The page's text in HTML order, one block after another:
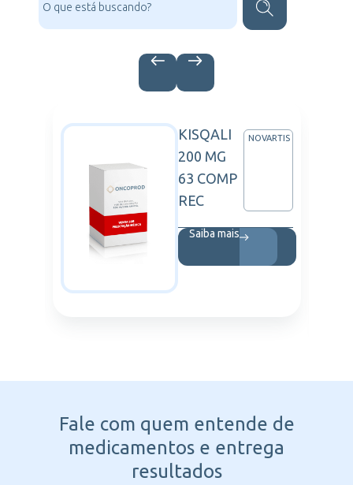
KISQALI
200 MG
63 COMP
REC
NOVARTIS
Saiba mais
Fale com quem entende de
medicamentos e entrega
resultados